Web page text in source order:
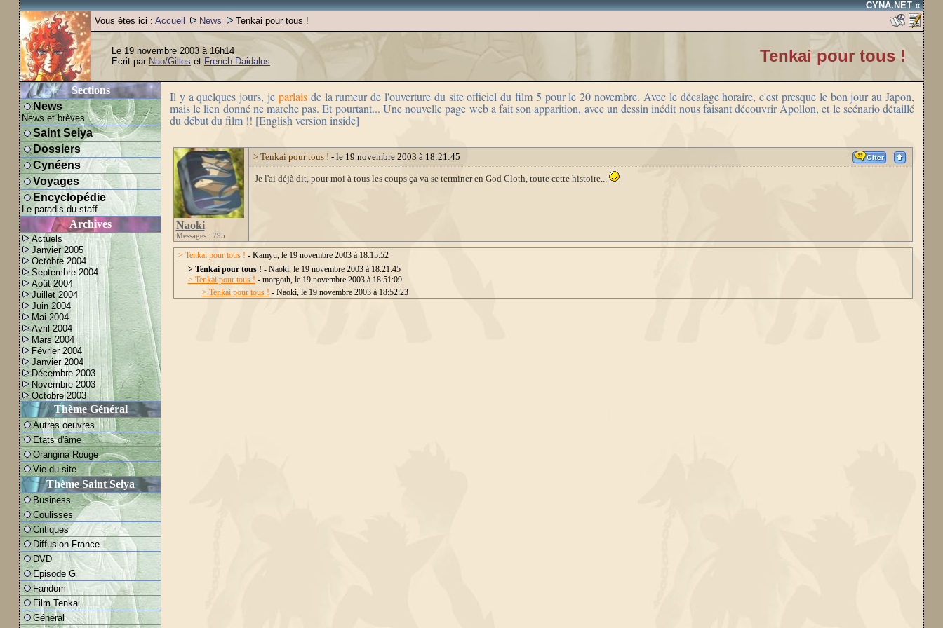
CYNA.NET «
Vous êtes ici : Accueil News Tenkai pour tous !
Le 19 novembre 2003 à 16h14
Ecrit par Nao/Gilles et French Daidalos Tenkai pour tous !
Sections
News
News et brèves
Saint Seiya
Dossiers
Cynéens
Voyages
Encyclopédie
Le paradis du staff
Archives
Actuels
Janvier 2005
Octobre 2004
Septembre 2004
Août 2004
Juillet 2004
Juin 2004
Mai 2004
Avril 2004
Mars 2004
Février 2004
Janvier 2004
Décembre 2003
Novembre 2003
Octobre 2003
Thème Général
Autres oeuvres
Etats d'âme
Orangina Rouge
Vie du site
Thème Saint Seiya
Business
Coulisses
Critiques
Diffusion France
DVD
Episode G
Fandom
Film Tenkai
Général
Il y a quelques jours, je parlaisde la rumeur de l'ouverture du site officiel du film 5 pour le 20 novembre. Avec le décalage horaire, c'est presque le bon jour au Japon,
mais le lien donné ne marche pas. Et pourtant... Une nouvelle page web a fait son apparition, avec un dessin inédit nous faisant découvrir Apollon, et le scénario détaillé
du début du film !! [English version inside]
Naoki
Messages : 795
> Tenkai pour tous ! - le 19 novembre 2003 à 18:21:45
Je l'ai déjà dit, pour moi à tous les coups ça va se terminer en God Cloth, toute cette histoire...
> Tenkai pour tous ! - Kamyu, le 19 novembre 2003 à 18:15:52
> Tenkai pour tous ! - Naoki, le 19 novembre 2003 à 18:21:45
> Tenkai pour tous ! - morgoth, le 19 novembre 2003 à 18:51:09
> Tenkai pour tous ! - Naoki, le 19 novembre 2003 à 18:52:23